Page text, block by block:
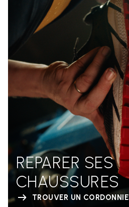
REPARER SES
CHAUSSURES
TROUVER UN